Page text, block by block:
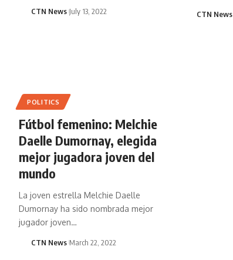
CTN News July 13, 2022 CTN News
POLITICS
Fútbol femenino: Melchie
Daelle Dumornay, elegida
mejor jugadora joven del
mundo
La joven estrella Melchie Daelle
Dumornay ha sido nombrada mejor
jugador joven…
CTN News March 22, 2022